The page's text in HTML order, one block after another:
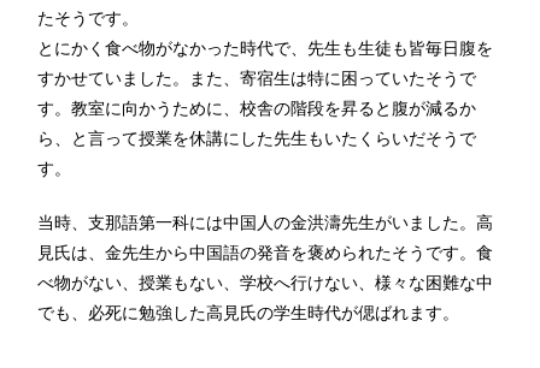
たそうです。
とにかく食べ物がなかった時代で、先生も生徒も皆毎日腹を
すかせていました。また、寄宿生は特に困っていたそうで
す。教室に向かうために、校舎の階段を昇ると腹が減るか
ら、と言って授業を休講にした先生もいたくらいだそうで
す。
当時、支那語第一科には中国人の金洪濤先生がいました。高
見氏は、金先生から中国語の発音を褒められたそうです。食
べ物がない、授業もない、学校へ行けない、様々な困難な中
でも、必死に勉強した高見氏の学生時代が偲ばれます。